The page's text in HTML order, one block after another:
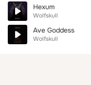
Hexum
Wolfskull
Ave Goddess
Wolfskull